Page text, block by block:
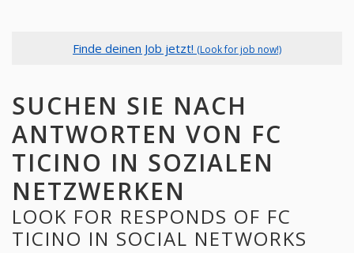
Finde deinen Job jetzt! (Look for job now!)
SUCHEN SIE NACH
ANTWORTEN VON FC
TICINO IN SOZIALEN
NETZWERKEN
LOOK FOR RESPONDS OF FC
TICINO IN SOCIAL NETWORKS